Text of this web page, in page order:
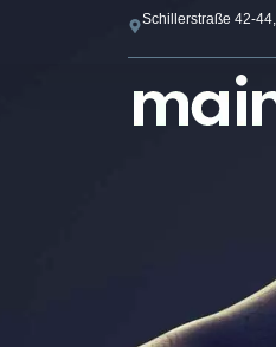
Schillerstraße 42-